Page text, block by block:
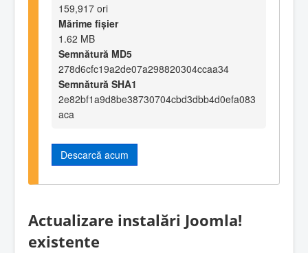
159,917 ori
Mărime fișier
1.62 MB
Semnătură MD5
278d6cfc19a2de07a298820304ccaa34
Semnătură SHA1
2e82bf1a9d8be38730704cbd3dbb4d0efa083
aca
Descarcă acum
Actualizare instalări Joomla!
existente